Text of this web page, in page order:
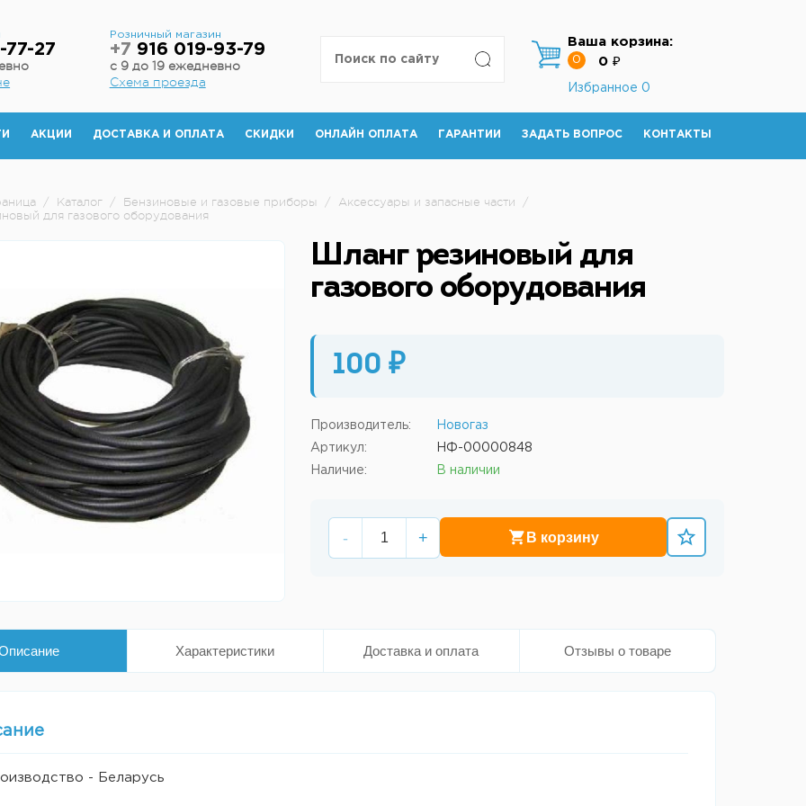
77-27
Розничный магазин
+7 916 019-93-79
с 9 до 19 ежедневно
Схема проезда
Ваша корзина:
0 0 ₽
Избранное 0
АКЦИИ ДОСТАВКА И ОПЛАТА СКИДКИ ОНЛАЙН ОПЛАТА ГАРАНТИИ ЗАДАТЬ ВОПРОС КОНТАКТЫ
/ Каталог / Бензиновые и газовые приборы / Аксессуары и запасные части
/
для газового оборудования
Шланг резиновый для
газового оборудования
100 ₽
Производитель: Новогаз
Артикул: НФ-00000848
Наличие: В наличии
- + В корзину
Характеристики Доставка и оплата Отзывы о товаре
- Беларусь